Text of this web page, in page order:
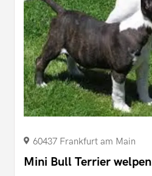
60437 Frankfurt am Main
Mini Bull Terrier welpen